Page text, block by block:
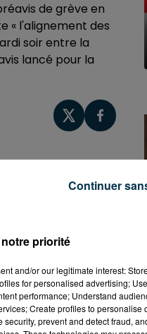
de grève en
« l'alignement des
soir entre la
lancé pour la
priorité
and/or our legitimate interest:
for personalised advertising;
performance; Understand
Create profiles to personalise
prevent and detect fraud,
Continuer